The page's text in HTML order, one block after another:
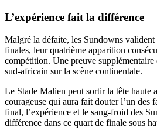
L’expérience fait la différence
Malgré la défaite, les Sundowns
finales, leur quatrième apparition
compétition. Une preuve
sud-africain sur la scène continentale.
Le Stade Malien peut sortir la tête haute
courageuse qui aura fait douter l’un des
final, l’expérience et le sang-froid des
différence dans ce quart de finale sous